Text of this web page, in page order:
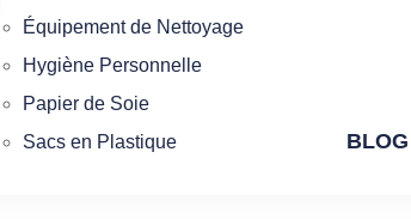
Équipement de Nettoyage
Hygiène Personnelle
Papier de Soie
Sacs en Plastique
BLOG